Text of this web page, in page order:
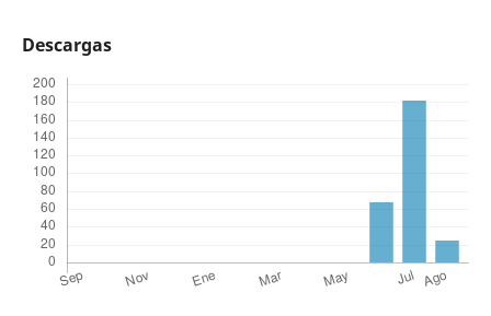
Descargas